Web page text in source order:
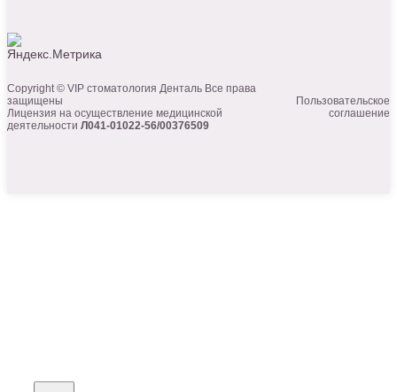
Copyright © VIP стоматология Денталь Все права
защищены
Лицензия на осуществление медицинской
деятельности Л041-01022-56/00376509
Пользовательское
соглашение